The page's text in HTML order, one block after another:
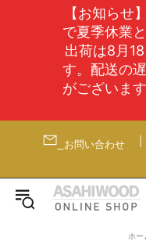
【お知ら
で夏季休業
出荷は8月
す。配送の
がございま
お問い合わせ
ホー